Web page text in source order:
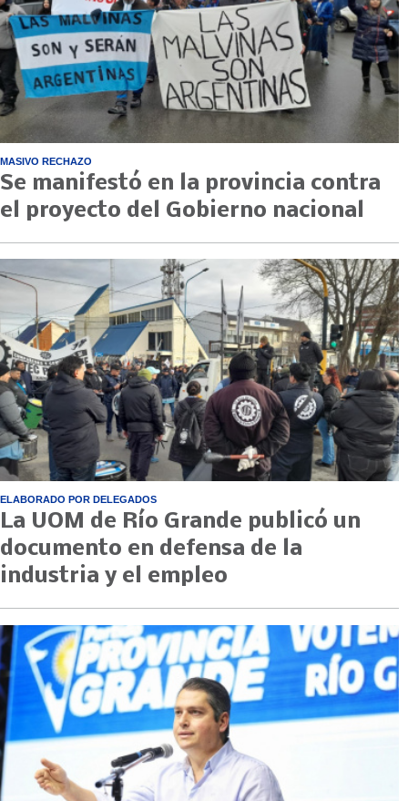
MASIVO RECHAZO
Se manifestó en la provincia contra
el proyecto del Gobierno nacional
ELABORADO POR DELEGADOS
La UOM de Río Grande publicó un
documento en defensa de la
industria y el empleo